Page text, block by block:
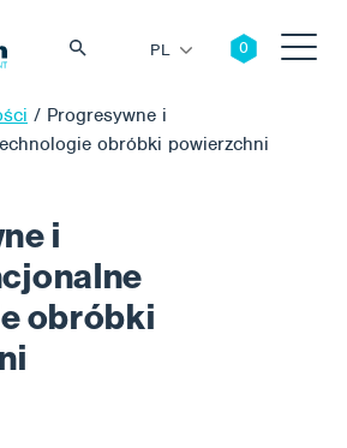
PL
/ Progresywne i
obróbki powierzchni
i
obróbki